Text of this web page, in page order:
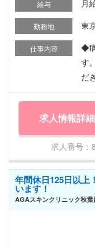
給与 月
勤務地 東
仕事内容
◆
す
だ
求人情報詳
求人番号
年間休日125日以上
います！
AGAスキンクリニック秋